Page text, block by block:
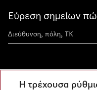
Εύρεση σημείων
Η τρέχουσα